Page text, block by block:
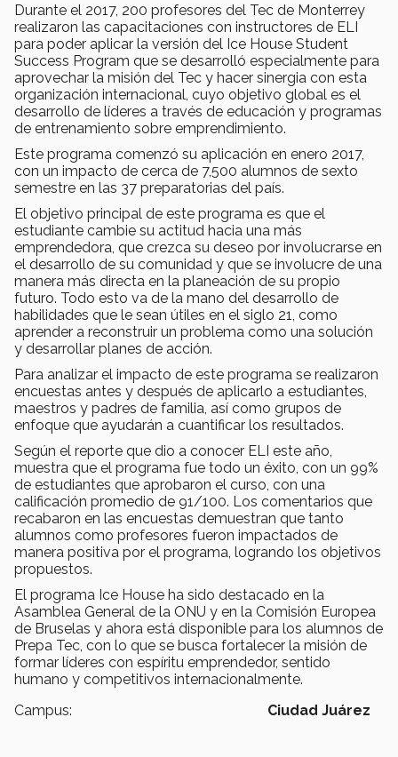
Durante el 2017, 200 profesores del Tec de Monterrey
realizaron las capacitaciones con instructores de ELI
para poder aplicar la versión del Ice House Student
Success Program que se desarrolló especialmente para
aprovechar la misión del Tec y hacer sinergia con esta
organización internacional, cuyo objetivo global es el
desarrollo de líderes a través de educación y programas
de entrenamiento sobre emprendimiento.
Este programa comenzó su aplicación en enero 2017,
con un impacto de cerca de 7,500 alumnos de sexto
semestre en las 37 preparatorias del país.
El objetivo principal de este programa es que el
estudiante cambie su actitud hacia una más
emprendedora, que crezca su deseo por involucrarse en
el desarrollo de su comunidad y que se involucre de una
manera más directa en la planeación de su propio
futuro. Todo esto va de la mano del desarrollo de
habilidades que le sean útiles en el siglo 21, como
aprender a reconstruir un problema como una solución
y desarrollar planes de acción.
Para analizar el impacto de este programa se realizaron
encuestas antes y después de aplicarlo a estudiantes,
maestros y padres de familia, así como grupos de
enfoque que ayudarán a cuantificar los resultados.
Según el reporte que dio a conocer ELI este año,
muestra que el programa fue todo un éxito, con un 99%
de estudiantes que aprobaron el curso, con una
calificación promedio de 91/100. Los comentarios que
recabaron en las encuestas demuestran que tanto
alumnos como profesores fueron impactados de
manera positiva por el programa, logrando los objetivos
propuestos.
El programa Ice House ha sido destacado en la
Asamblea General de la ONU y en la Comisión Europea
de Bruselas y ahora está disponible para los alumnos de
Prepa Tec, con lo que se busca fortalecer la misión de
formar líderes con espíritu emprendedor, sentido
humano y competitivos internacionalmente.
Campus:
Ciudad Juárez